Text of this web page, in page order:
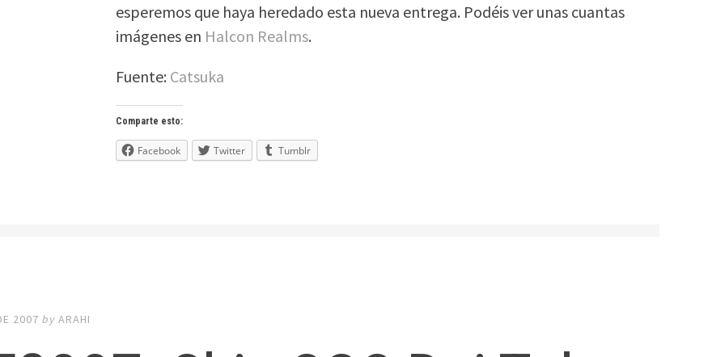
esperemos que haya heredado esta nueva entrega. Podéis ver unas cuantas
imágenes en Halcon Realms.
Fuente: Catsuka
Comparte esto:
Facebook Twitter Tumblr
2007 byARAHI